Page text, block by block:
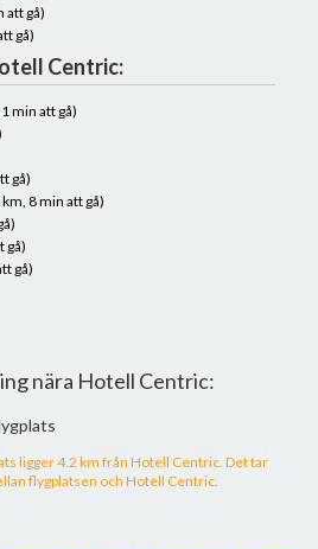
att gå)
gå)
Centric:
min att gå)
gå)
8 min att gå)
gå)
gå)
nära Hotell Centric:
ligger 4.2 km från Hotell Centric. Det tar
flygplatsen och Hotell Centric.